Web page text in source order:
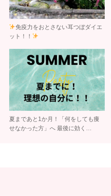
免疫力をおとさない耳つぼダイエ
ット！！
夏まであと1か月！「何をしても痩
せなかった方」へ 最後に効く…